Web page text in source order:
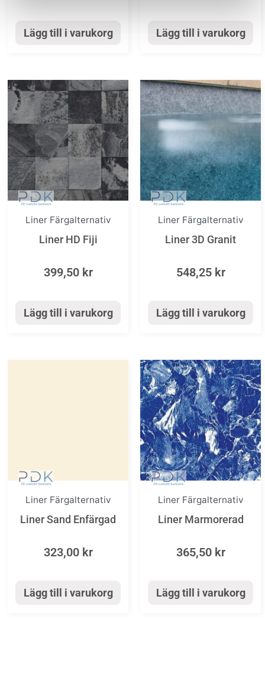
Lägg till i varukorg Lägg till i varukorg
Liner Färgalternativ
Liner HD Fiji
399,50 kr
Lägg till i varukorg
Liner Färgalternativ
Liner 3D Granit
548,25 kr
Lägg till i varukorg
Liner Färgalternativ
Liner Sand Enfärgad
323,00 kr
Lägg till i varukorg
Liner Färgalternativ
Liner Marmorerad
365,50 kr
Lägg till i varukorg